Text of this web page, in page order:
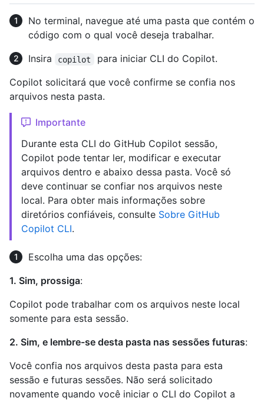
No terminal, navegue até uma pasta que contém o
código com o qual você deseja trabalhar.
Insira
copilot
para iniciar CLI do Copilot.
Copilot solicitará que você confirme se confia nos
arquivos nesta pasta.
Importante
Durante esta CLI do GitHub Copilot sessão,
Copilot pode tentar ler, modificar e executar
arquivos dentro e abaixo dessa pasta. Você só
deve continuar se confiar nos arquivos neste
local. Para obter mais informações sobre
diretórios confiáveis, consulte Sobre GitHub
Copilot CLI.
Escolha uma das opções:
1. Sim, prossiga:
Copilot pode trabalhar com os arquivos neste local
somente para esta sessão.
2. Sim, e lembre-se desta pasta nas sessões futuras:
Você confia nos arquivos desta pasta para esta
sessão e futuras sessões. Não será solicitado
novamente quando você iniciar o CLI do Copilot a